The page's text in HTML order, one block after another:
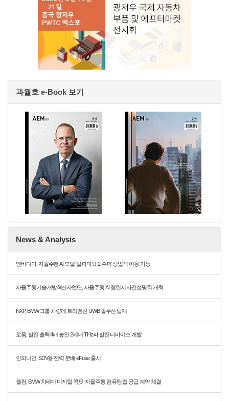
과월호 e-Book 보기
News & Analysis
엔비디아, 자율주행 AI 모델 ‘알파마요 2 슈퍼’ 상업적 이용 가능
자율주행기술개발혁신사업단, 자율주행 AI 챌린지 사전설명회 개최
NXP, BMW 그룹 차량에 트리멘션 UWB 솔루션 탑재
로옴, 발진 출력 4배 높인 2세대 THz파 발진 디바이스 개발
인피니언, SDV용 전력 분배 eFuse 출시
퀄컴, BMW 차세대 디지털 콕핏·자율주행 컴퓨팅 칩 공급 계약 체결